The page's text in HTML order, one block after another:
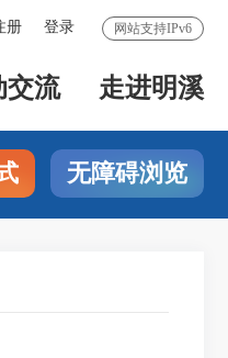
网站支持IPv6
册 登录
交流 走进明溪
无障碍浏览